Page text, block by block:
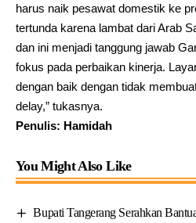
harus naik pesawat domestik ke
tertunda karena lambat dari Arab
dan ini menjadi tanggung jawab
fokus pada perbaikan kinerja.
dengan baik dengan tidak
delay,” tukasnya.
Penulis: Hamidah
You Might Also Like
Bupati Tangerang Serahkan